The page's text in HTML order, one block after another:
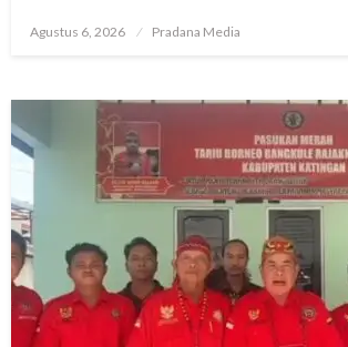
Agustus 6, 2026 Pradana Media